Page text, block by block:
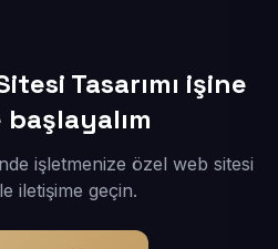
Tasarımı işine
işletmenize özel web sitesi
iletişime geçin.